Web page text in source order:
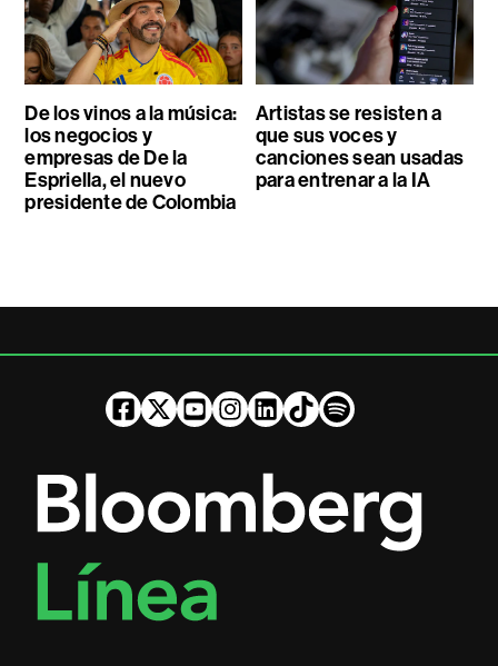
De los vinos a la música:
los negocios y
empresas de De la
Espriella, el nuevo
presidente de Colombia
Artistas se resisten a
que sus voces y
canciones sean usadas
para entrenar a la IA